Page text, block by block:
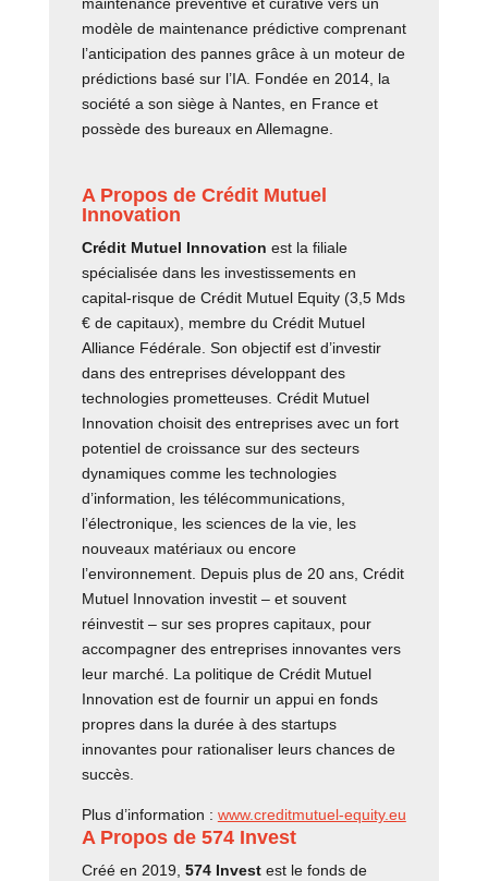
modèle de maintenance prédictive comprenant
l’anticipation des pannes grâce à un moteur de
prédictions basé sur l’IA. Fondée en 2014, la
société a son siège à Nantes, en France et
possède des bureaux en Allemagne.
A Propos de Crédit Mutuel
Innovation
Crédit Mutuel Innovation est la filiale
spécialisée dans les investissements en
capital-risque de Crédit Mutuel Equity (3,5 Mds
€ de capitaux), membre du Crédit Mutuel
Alliance Fédérale. Son objectif est d’investir
dans des entreprises développant des
technologies prometteuses. Crédit Mutuel
Innovation choisit des entreprises avec un fort
potentiel de croissance sur des secteurs
dynamiques comme les technologies
d’information, les télécommunications,
l’électronique, les sciences de la vie, les
nouveaux matériaux ou encore
l’environnement. Depuis plus de 20 ans, Crédit
Mutuel Innovation investit – et souvent
réinvestit – sur ses propres capitaux, pour
accompagner des entreprises innovantes vers
leur marché. La politique de Crédit Mutuel
Innovation est de fournir un appui en fonds
propres dans la durée à des startups
innovantes pour rationaliser leurs chances de
succès.
Plus d’information : www.creditmutuel-equity.eu
A Propos de 574 Invest
Créé en 2019, 574 Investest le fonds de